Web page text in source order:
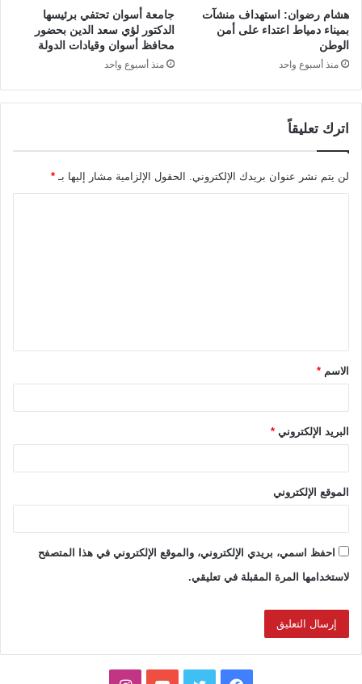
هشام رضوان: استهداف منشآت
بميناء دمياط اعتداء على أمن
الوطن
منذ أسبوع واحد
جامعة أسوان تحتفي برئيسها
الدكتور لؤي سعد الدين بحضور
محافظ أسوان وقيادات الدولة
منذ أسبوع واحد
اترك تعليقاً
لن يتم نشر عنوان بريدك الإلكتروني. الحقول الإلزامية مشار إليها بـ *
ق
*الاسم *
البريد الإلكتروني *
الموقع الإلكتروني
احفظ اسمي، بريدي الإلكتروني، والموقع الإلكتروني في هذا المتصفح
لاستخدامها المرة المقبلة في تعليقي.